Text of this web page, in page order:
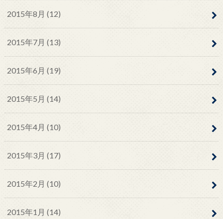
2015年8月 (12)
2015年7月 (13)
2015年6月 (19)
2015年5月 (14)
2015年4月 (10)
2015年3月 (17)
2015年2月 (10)
2015年1月 (14)